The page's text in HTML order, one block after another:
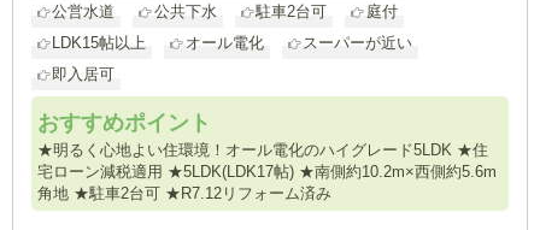
公営水道
公共下水 駐車2台可
庭付
LDK15帖以上
オール電化
スーパーが近い
即入居可
おすすめポイント
★明るく心地よい住環境！オール電化のハイグレード5LDK ★住
宅ローン減税適用 ★5LDK(LDK17帖) ★南側約10.2m×西側約5.6m
角地 ★駐車2台可 ★R7.12リフォーム済み